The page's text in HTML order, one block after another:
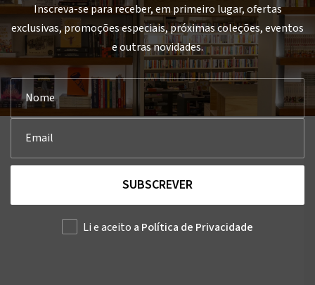
Inscreva-se para receber, em primeiro lugar, ofertas
exclusivas, promoções especiais, próximas coleções, eventos
e outras novidades.
SUBSCREVER
Li e aceito a Política de Privacidade